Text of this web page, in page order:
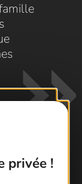
privée !